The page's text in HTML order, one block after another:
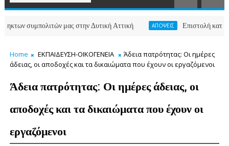
μας στην Δυτική Αττική ΑΠΟΨΕΙΣ Επιστολή κατοίκων των
Home ΕΚΠΑΙΔΕΥΣΗ-ΟΙΚΟΓΕΝΕΙΑ
Άδεια πατρότητας: Οι ημέρες
άδειας, οι αποδοχές και τα δικαιώματα που έχουν οι εργαζόμενοι
Άδεια πατρότητας: Οι ημέρες άδειας, οι
αποδοχές και τα δικαιώματα που έχουν οι
εργαζόμενοι